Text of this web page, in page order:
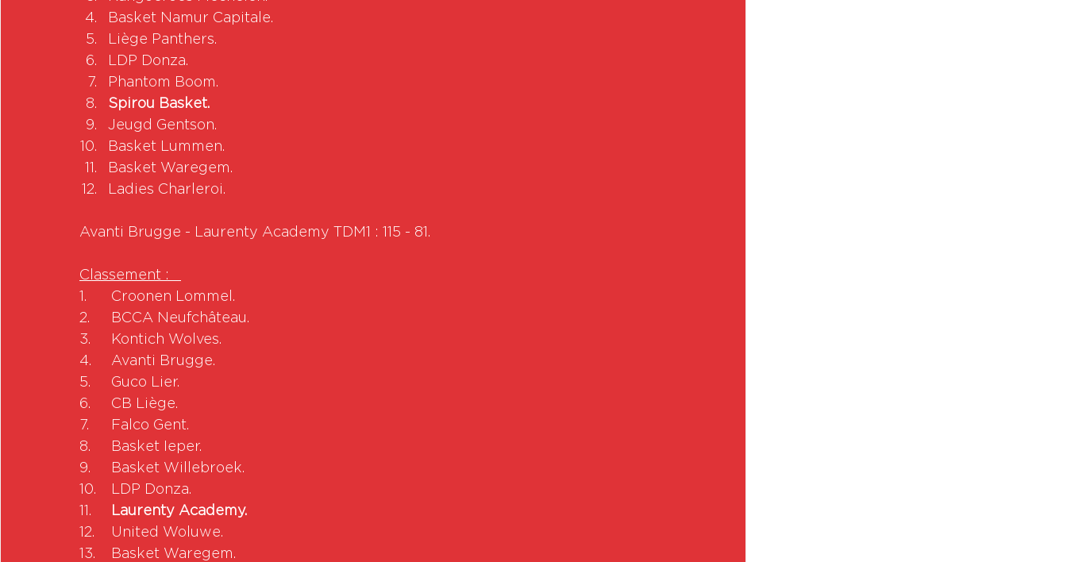
Basket Namur Capitale.
Liège Panthers.
LDP Donza.
Phantom Boom.
Spirou Basket.
Jeugd Gentson.
Basket Lummen.
Basket Waregem.
Ladies Charleroi.
Avanti Brugge - Laurenty Academy TDM1 : 115 - 81.
Classement :
1.	Croonen Lommel.
2.	BCCA Neufchâteau.
3.	Kontich Wolves.
4.	Avanti Brugge.
5.	Guco Lier.
6.	CB Liège.
7.	Falco Gent.
8.	Basket Ieper.
9.	Basket Willebroek.
10.	LDP Donza.
Laurenty Academy.
12.	United Woluwe.
13.	Basket Waregem.